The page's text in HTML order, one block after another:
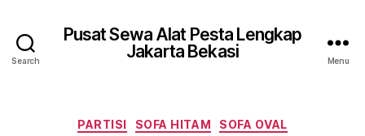
Search
Pusat Sewa Alat Pesta Lengkap
Jakarta Bekasi
Menu
Categories
PARTISI SOFA HITAM SOFA OVAL